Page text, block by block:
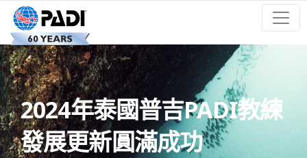
2024年泰國普吉PADI教練
發展更新圓滿成功